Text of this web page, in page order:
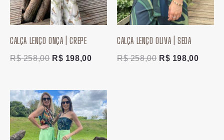
CALÇA LENÇO ONÇA | CREPE
R$258,00 R$ 198,00
CALÇA LENÇO OLIVA | SEDA
R$258,00 R$ 198,00